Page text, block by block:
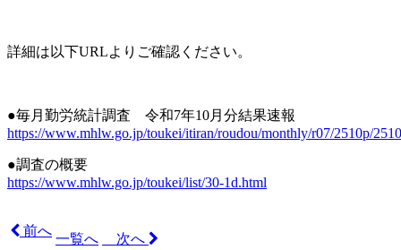
詳細は以下URLよりご確認ください。
●毎月勤労統計調査 令和7年10月分結果速報
https://www.mhlw.go.jp/toukei/itiran/roudou/monthly/r07/2510p/
●調査の概要
https://www.mhlw.go.jp/toukei/list/30-1d.html
前へ
一覧へ 次へ